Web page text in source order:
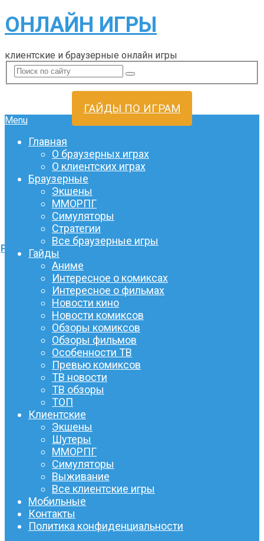
ОНЛАЙН ИГРЫ
клиентские и браузерные онлайн игры
ГАЙДЫ ПО ИГРАМ
Menu
Главная
О браузерных играх
О клиентских играх
Браузерные
Экшены
ММОРПГ
Симуляторы
Стратегии
Все браузерные игры
Гайды
Аниме
Интересное о комиксах
Интересное о фильмах
Новости кино
Новости комиксов
Обзоры комиксов
Обзоры фильмов
Особенности ТВ
Превью комиксов
ТВ новости
ТВ обзоры
ТОП
Клиентские
Экшены
Шутеры
ММОРПГ
Симуляторы
Выживание
Все клиентские игры
Мобильные
Контакты
Политика конфиденциальности
Pin